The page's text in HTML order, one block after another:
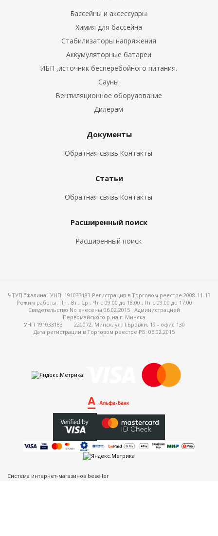
Бассейны и аксессуары
Химия для бассейна
Стабилизаторы напряжения
Аккумуляторные батареи
ИБП ,источник бесперебойного питания.
Сауны
Вентиляционное оборудование
Дилерам
Документы
Обратная связь.Контакты
Статьи
Обратная связь.Контакты
Расширенный поиск
Расширенный поиск
ЧТУП "Фалина" УНП: 191033183 Регистрация в Торговом реестре 2008-11-13
Режим работы: Пн , Вт , Ср , Чт c 09:00 до 18:00 ; Пт c 09:00 до 17:00
Свидетельство No внесены 06.02.2015 . Администрацией
Первомайского р-на г. Минска
УНП 191033183
220072, Минск, ул.П.Бровки, 19 - офис 130
Дата регистрации в Торговом реестре РБ: 06.02.2015
Система интернет-магазинов beseller